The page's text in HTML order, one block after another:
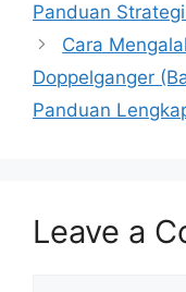
Panduan
Cara
Doppelganger
Panduan
Leave a